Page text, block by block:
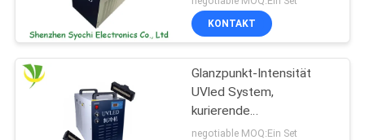
eine Jahr-Garantie
KONTAKT
Glanzpunkt-Intensität
UVled System,
kurierende
UVlebensdauer der
negotiable MOQ:Ein Set